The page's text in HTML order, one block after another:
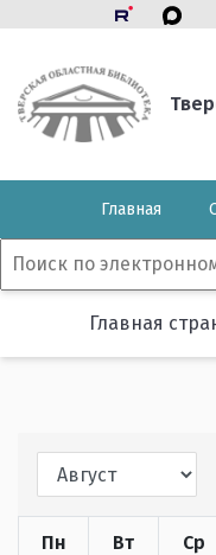
Главная
Главная
Пн Вт Ср